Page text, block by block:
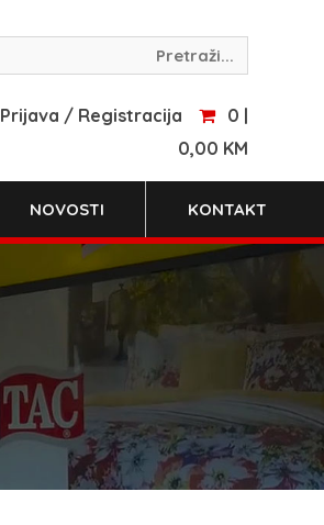
Prijava / Registracija
0 |
0,00 KM
NOVOSTI KONTAKT